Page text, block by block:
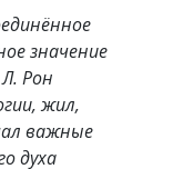
значение
Рон
жил,
важные
духа